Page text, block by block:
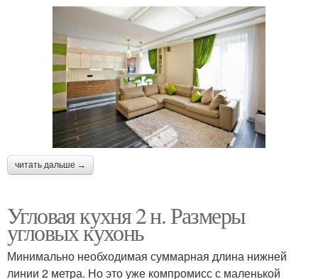
читать дальше →
Угловая кухня 2 н. Размеры
угловых кухонь
Минимально необходимая суммарная длина нижней
линии 2 метра. Но это уже компромисс с маленькой